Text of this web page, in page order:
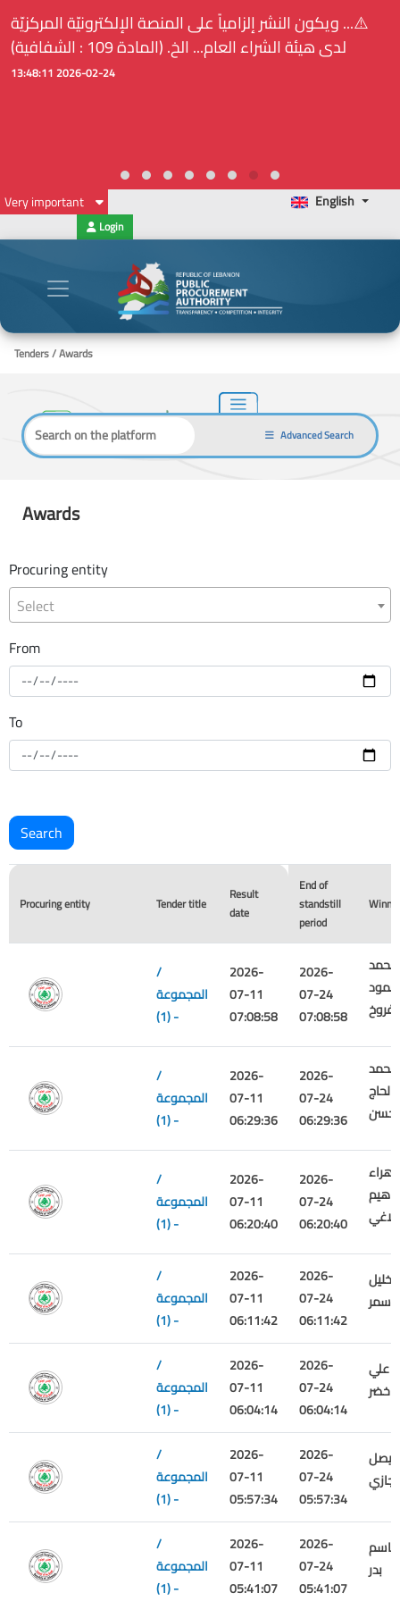
⚠️... ويكون النشر إلزامياً على المنصة الإلكترونيّة المركزيّة
لدى هيئة الشراء العام... الخ. (المادة 109 : الشفافية)
2026-02-24 13:48:11
Very important English
Login
Tenders / Awards
Advanced Search
Awards
Procuring entity
Select
From
To
Procuring entity Tender title
Result
date
End of
standstill
period
Winner
/
المجموعة
(1) -
2026-
07-11
07:08:58
2026-
07-24
07:08:58
محمد
فروخ
/
المجموعة
(1) -
2026-
07-11
06:29:36
2026-
07-24
06:29:36
محمد
الحاج
حسن
/
المجموعة
(1) -
2026-
07-11
06:20:40
2026-
07-24
06:20:40
زهراء
بلاغي
/
المجموعة
(1) -
2026-
07-11
06:11:42
2026-
07-24
06:11:42
خليل
/
المجموعة
(1) -
2026-
07-11
06:04:14
2026-
07-24
06:04:14
علي
اخضر
/
المجموعة
(1) -
2026-
07-11
05:57:34
2026-
07-24
05:57:34
فيصل
/
المجموعة
(1) -
2026-
07-11
05:41:07
2026-
07-24
05:41:07
بدر